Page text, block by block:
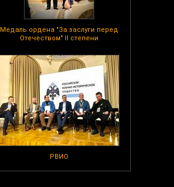
Медаль ордена "За заслуги перед
Отечеством" II степени
РВИО